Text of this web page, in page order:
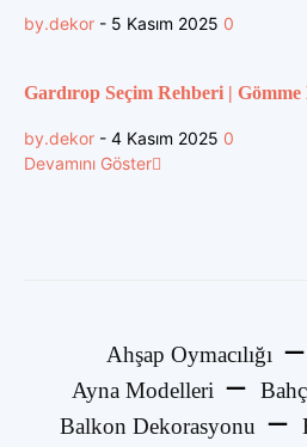
by.dekor - 5 Kasım 2025 0
Gardırop Seçim Rehberi |
by.dekor - 4 Kasım 2025 0
Devamını Göster
Ahşap Oymacılığı
Ayna Modelleri
Balkon Dekorasyonu